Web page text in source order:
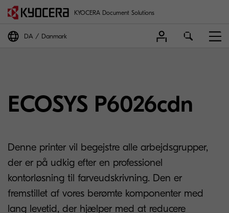
KYOCERA Document Solutions
DA Danmark
ECOSYS P6026cdn
Denne printer vil begejstre alle arbejdsgrupper,
der er på udkig efter en professionel
kontorløsning til farveudskrivning. Den er
fremstillet af vores berømte komponenter med
lang levetid, der hjælper med at reducere